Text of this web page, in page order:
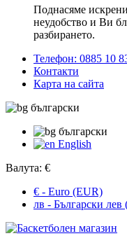
Поднасяме
неудобство и Ви
разбирането.
Телефон: 0885 10
Контакти
Карта на сайта
български
български
English
Валута: €
€ - Euro (EUR)
лв - Български